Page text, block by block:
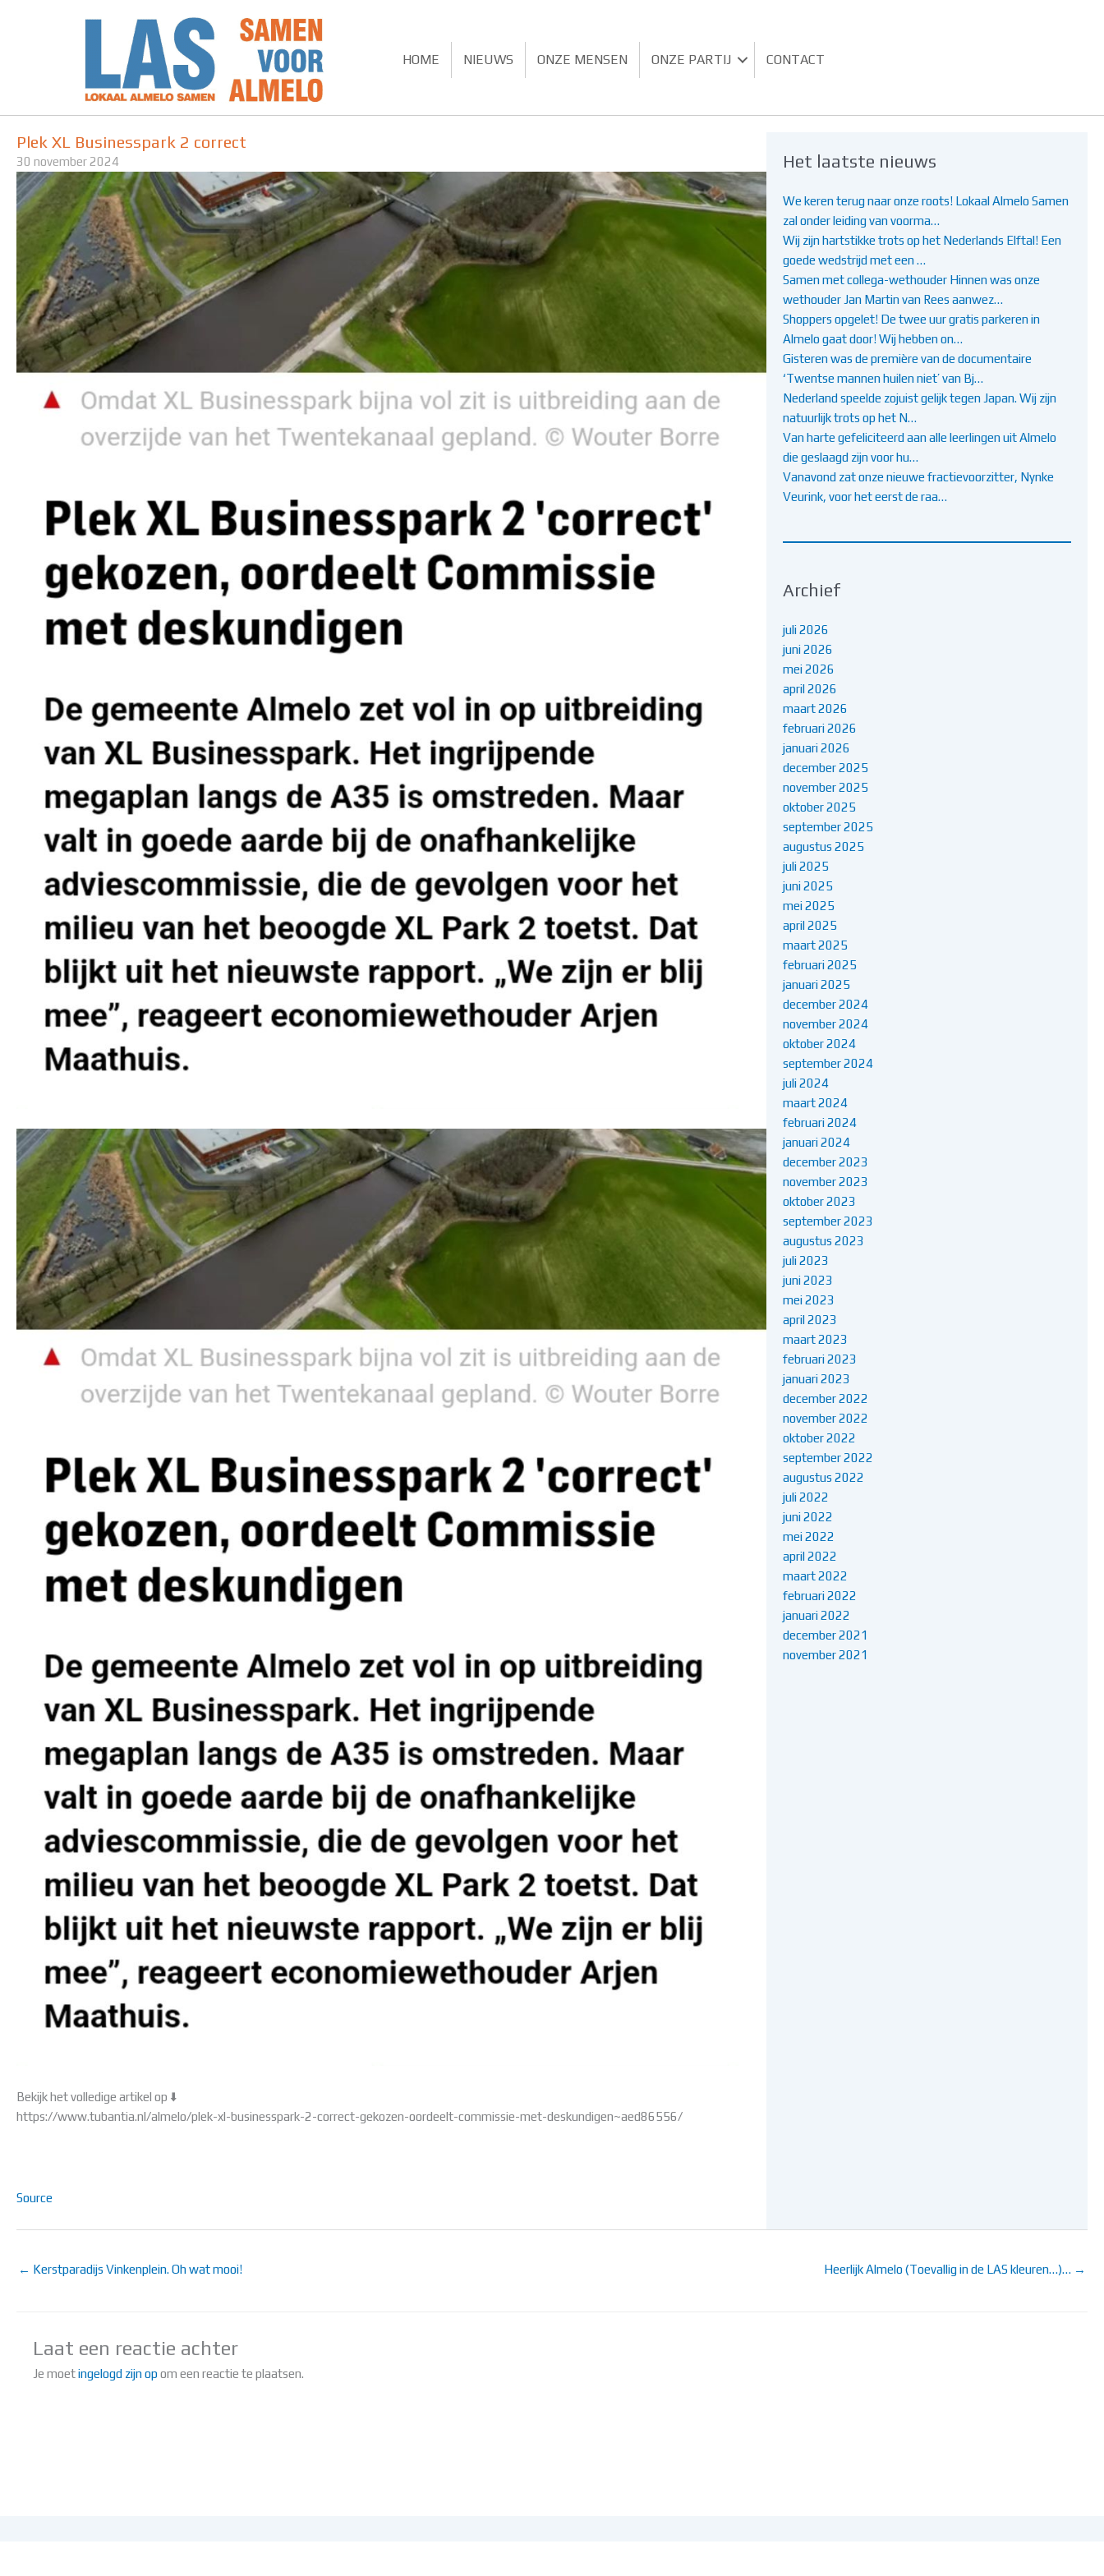
HOME NIEUWS ONZE MENSEN ONZE PARTIJ CONTACT
Plek XL Businesspark 2 correct
30 november 2024
Bekijk het volledige artikel op ⬇️
https://www.tubantia.nl/almelo/plek-xl-businesspark-2-correct-gekozen-oordeelt-commissie-met-deskundigen~aed86556/
Source
Het laatste nieuws
We keren terug naar onze roots! Lokaal Almelo Samen
zal onder leiding van voorma…
Wij zijn hartstikke trots op het Nederlands Elftal! Een
goede wedstrijd met een …
Samen met collega-wethouder Hinnen was onze
wethouder Jan Martin van Rees aanwez…
Shoppers opgelet! De twee uur gratis parkeren in
Almelo gaat door! Wij hebben on…
Gisteren was de première van de documentaire
‘Twentse mannen huilen niet’ van Bj…
Nederland speelde zojuist gelijk tegen Japan. Wij zijn
natuurlijk trots op het N…
Van harte gefeliciteerd aan alle leerlingen uit Almelo
die geslaagd zijn voor hu…
Vanavond zat onze nieuwe fractievoorzitter, Nynke
Veurink, voor het eerst de raa…
Archief
juli 2026
juni 2026
mei 2026
april 2026
maart 2026
februari 2026
januari 2026
december 2025
november 2025
oktober 2025
september 2025
augustus 2025
juli 2025
juni 2025
mei 2025
april 2025
maart 2025
februari 2025
januari 2025
december 2024
november 2024
oktober 2024
september 2024
juli 2024
maart 2024
februari 2024
januari 2024
december 2023
november 2023
oktober 2023
september 2023
augustus 2023
juli 2023
juni 2023
mei 2023
april 2023
maart 2023
februari 2023
januari 2023
december 2022
november 2022
oktober 2022
september 2022
augustus 2022
juli 2022
juni 2022
mei 2022
april 2022
maart 2022
februari 2022
januari 2022
december 2021
november 2021
← Kerstparadijs Vinkenplein. Oh wat mooi! Heerlijk Almelo (Toevallig in de LAS kleuren…)… →
Laat een reactie achter
Je moetingelogd zijn opom een reactie te plaatsen.